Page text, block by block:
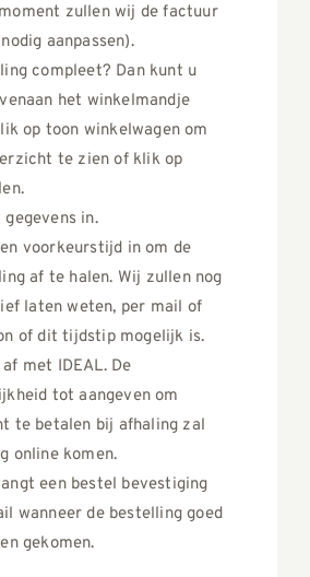
zullen wij de factuur
aanpassen).
compleet? Dan kunt u
het winkelmandje
op toon winkelwagen om
te zien of klik op
gegevens in.
voorkeurstijd in om de
af te halen. Wij zullen nog
laten weten, per mail of
of dit tijdstip mogelijk is.
af met IDEAL. De
tot aangeven om
te betalen bij afhaling zal
online komen.
een bestel bevestiging
wanneer de bestelling goed
gekomen.